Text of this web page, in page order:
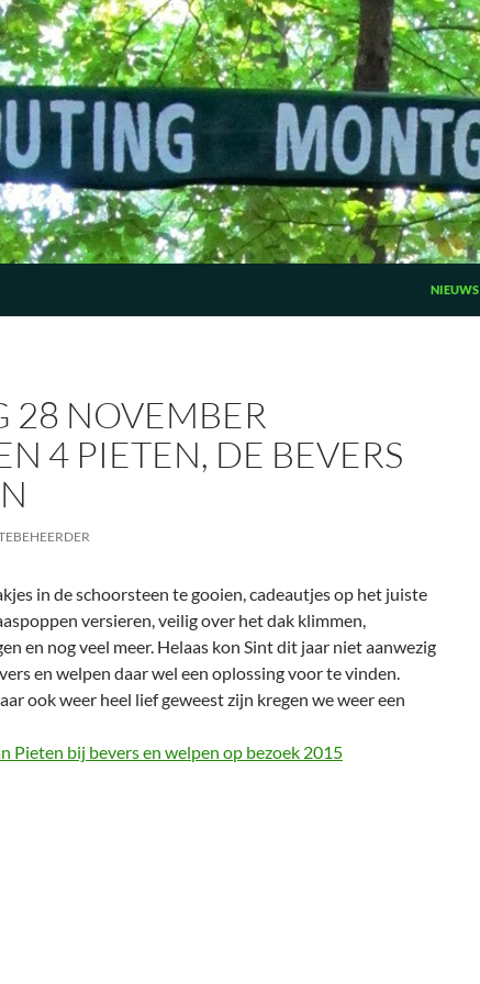
NIEUWS
28 NOVEMBER
4 PIETEN, DE BEVERS
in de schoorsteen te gooien, cadeautjes op het juiste
versieren, veilig over het dak klimmen,
en nog veel meer. Helaas kon Sint dit jaar niet aanwezig
en welpen daar wel een oplossing voor te vinden.
ook weer heel lief geweest zijn kregen we weer een
Pieten bij bevers en welpen op bezoek 2015